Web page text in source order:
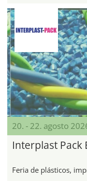
20. - 22. agosto
Interplast Pack
Feria de plásticos,